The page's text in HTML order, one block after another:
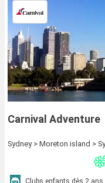
Carnival Adventure
Sydney > Moreton island >